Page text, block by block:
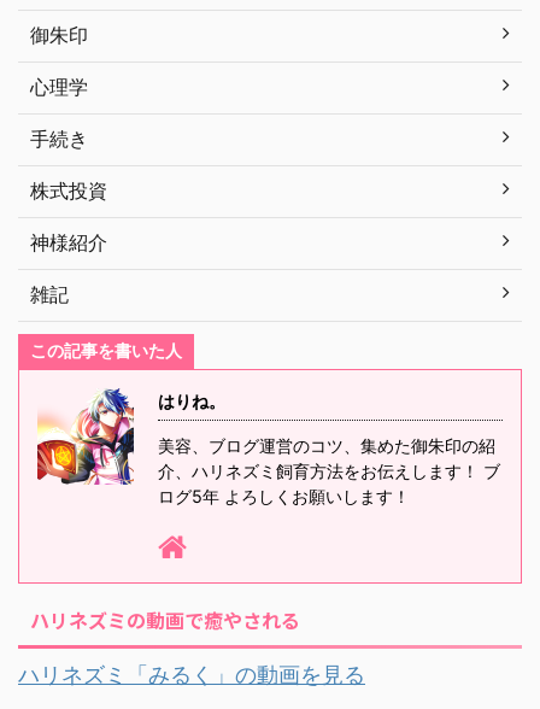
御朱印
心理学
手続き
株式投資
神様紹介
雑記
この記事を書いた人
はりね。
美容、ブログ運営のコツ、集めた御朱印の紹
介、ハリネズミ飼育方法をお伝えします！ ブ
ログ5年 よろしくお願いします！
ハリネズミの動画で癒やされる
ハリネズミ「みるく」の動画を見る